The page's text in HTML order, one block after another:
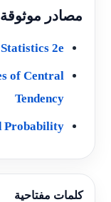
مصادر موثوقة
2e
of Central
Tendency
Probability
كلمات مفتاحية